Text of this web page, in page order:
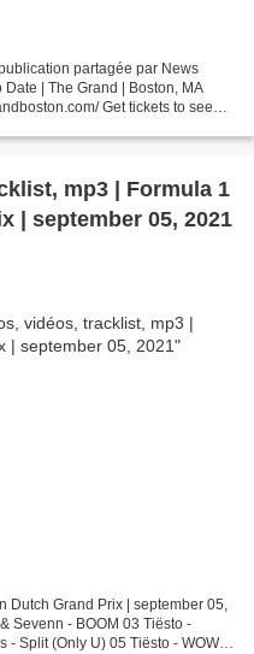
partagée par News
| The Grand | Boston, MA
Get tickets to see
| Formula 1
| september 05, 2021
Dutch Grand Prix | september 05,
Sevenn - BOOM 03 Tiësto -
- Split (Only U) 05 Tiësto - WOW